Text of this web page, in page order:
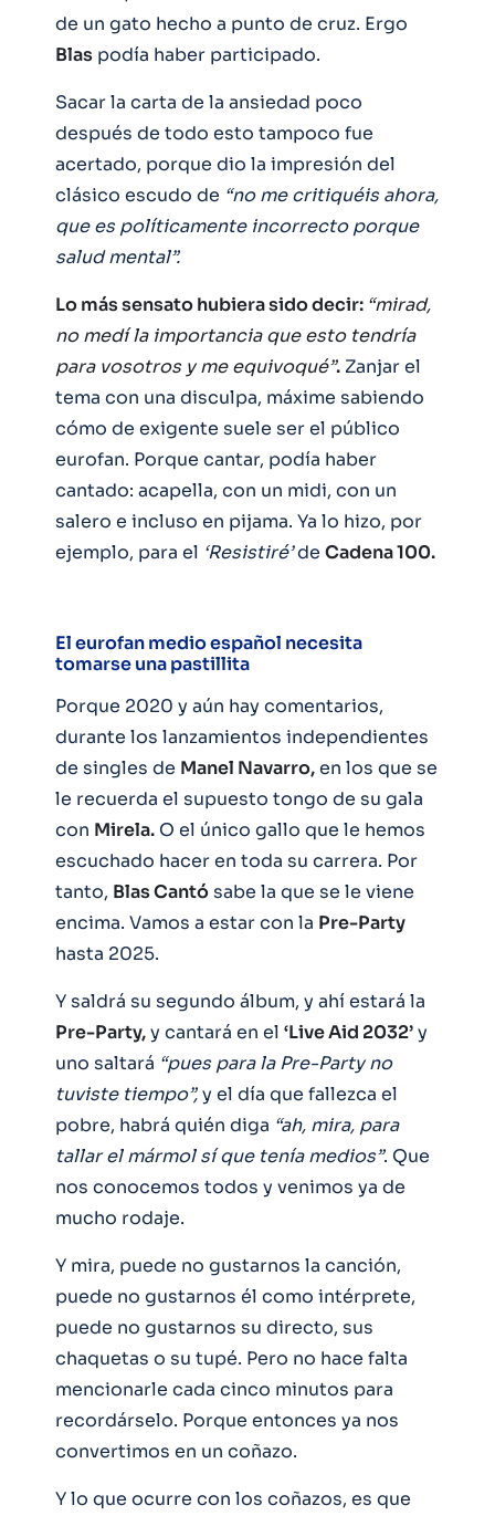
de un gato hecho a punto de cruz. Ergo
Blas podía haber participado.
Sacar la carta de la ansiedad poco
después de todo esto tampoco fue
acertado, porque dio la impresión del
clásico escudo de “no me critiquéis ahora,
que es políticamente incorrecto porque
salud mental”.
Lo más sensato hubiera sido decir: “mirad,
no medí la importancia que esto tendría
para vosotros y me equivoqué”. Zanjar el
tema con una disculpa, máxime sabiendo
cómo de exigente suele ser el público
eurofan. Porque cantar, podía haber
cantado: acapella, con un midi, con un
salero e incluso en pijama. Ya lo hizo, por
ejemplo, para el ‘Resistiré’de Cadena 100.
El eurofan medio español necesita
tomarse una pastillita
Porque 2020 y aún hay comentarios,
durante los lanzamientos independientes
de singles de Manel Navarro,en los que se
le recuerda el supuesto tongo de su gala
con Mirela. O el único gallo que le hemos
escuchado hacer en toda su carrera. Por
tanto, Blas Cantósabe la que se le viene
encima. Vamos a estar con la Pre-Party
hasta 2025.
Y saldrá su segundo álbum, y ahí estará la
Pre-Party,y cantará en el ‘Live Aid 2032’y
uno saltará “pues para la Pre-Party no
tuviste tiempo”,y el día que fallezca el
pobre, habrá quién diga “ah, mira, para
tallar el mármol sí que tenía medios”. Que
nos conocemos todos y venimos ya de
mucho rodaje.
Y mira, puede no gustarnos la canción,
puede no gustarnos él como intérprete,
puede no gustarnos su directo, sus
chaquetas o su tupé. Pero no hace falta
mencionarle cada cinco minutos para
recordárselo. Porque entonces ya nos
convertimos en un coñazo.
Y lo que ocurre con los coñazos, es que